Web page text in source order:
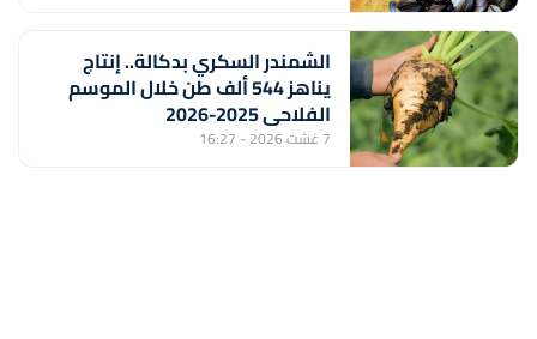
الشمندر السكري بدكالة.. إنتاج
يناهز 544 ألف طن خلال الموسم
الفلاحي 2025-2026
7 غشت 2026 - 16:27